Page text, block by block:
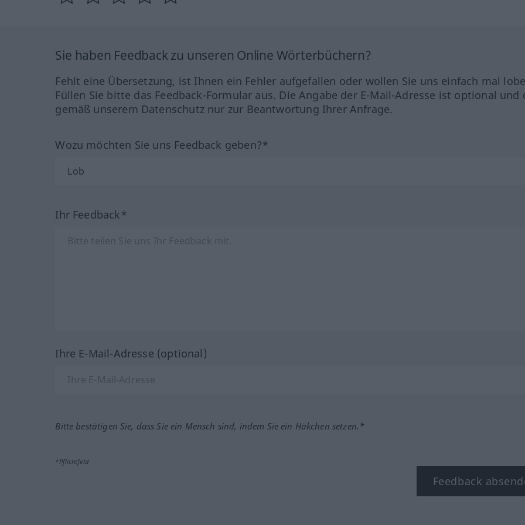
Sie haben Feedback zu unseren Online Wörterbüchern?
Fehlt eine Übersetzung, ist Ihnen ein Fehler aufgefallen oder wollen Sie uns einfach mal
Füllen Sie bitte das Feedback-Formular aus. Die Angabe der E-Mail-Adresse ist optional und
gemäß unserem Datenschutz nur zur Beantwortung Ihrer Anfrage.
Wozu möchten Sie uns Feedback geben?*
Ihr Feedback*
Ihre E-Mail-Adresse (optional)
Bitte bestätigen Sie, dass Sie ein Mensch sind, indem Sie ein Häkchen setzen.*
*Pflichtfeld
Feedback